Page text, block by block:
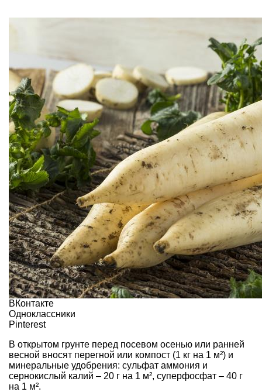
ВКонтакте
Одноклассники
Pinterest
В открытом грунте перед посевом осенью или ранней
весной вносят перегной или компост (1 кг на 1 м²) и
минеральные удобрения: сульфат аммония и
сернокислый калий – 20 г на 1 м², суперфосфат – 40 г
на 1 м².